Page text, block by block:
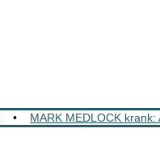
• MARK MEDLOCK